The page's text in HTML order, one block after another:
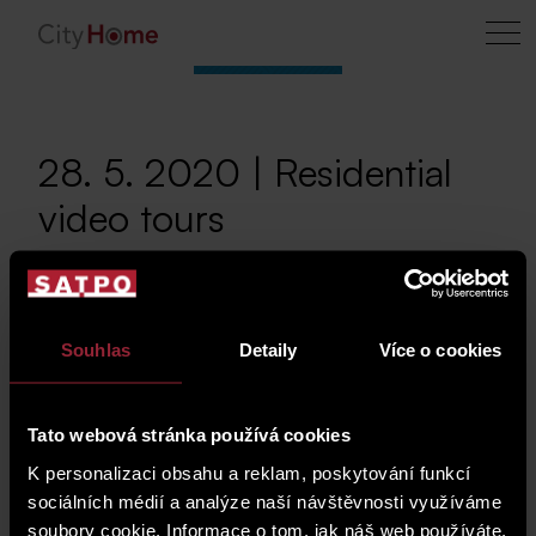
Souhlas Detaily Více o cookies
Tato webová stránka používá cookies
K personalizaci obsahu a reklam, poskytování funkcí
sociálních médií a analýze naší návštěvnosti využíváme
soubory cookie. Informace o tom, jak náš web používáte,
28. 5. 2020 | Residential
video tours
As part of improving
client care, it is
video tour of the
apartments in the
Ruská and Nad Malým Mýtem apartment